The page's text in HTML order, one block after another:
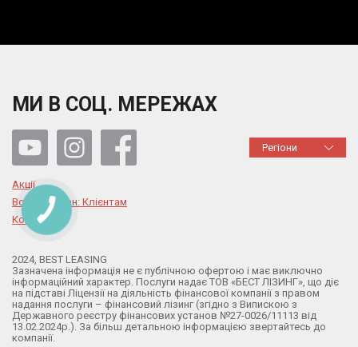
МИ В СОЦ. МЕРЕЖАХ
Регіони
Акції
Воєнний стан: Клієнтам
Контакти
2024, BEST LEASING
Зазначена інформація не є публічною офертою і має виключно
інформаційний характер. Послуги надає ТОВ «БЕСТ ЛІЗИНГ», що діє
на підставі Ліцензії на діяльність фінансової компанії з правом
надання послуги – фінансовий лізинг (згідно з Випискою з
Державного реєстру фінансових установ №27-0026/11113 від
13.02.2024р.). За більш детальною інформацією звертайтесь до
компанії.